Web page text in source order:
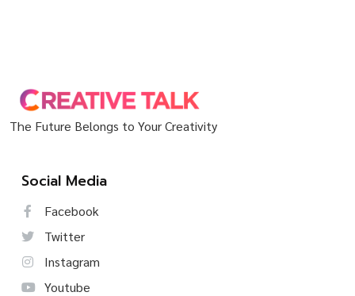
The Future Belongs to Your Creativity
Social Media
Facebook
Twitter
Instagram
Youtube